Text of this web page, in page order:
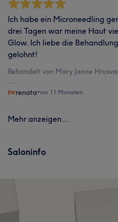
Ich habe ein Microneedling
drei Tagen war meine Haut
Glow. Ich liebe die
gelohnt!
Behandelt von Mary Janne
renata•vor 11 Monaten
Mehr anzeigen...
Saloninfo